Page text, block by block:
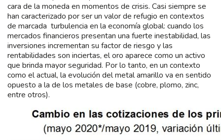
cara de la moneda en momentos de crisis. Casi siempre se
han caracterizado por ser un valor de refugio en contextos
de marcada turbulencia en la economía global: cuando los
mercados financieros presentan una fuerte inestabilidad, las
inversiones incrementan su factor de riesgo y las
rentabilidades son inciertas, el oro aparece como un activo
que brinda mayor seguridad. Por lo tanto, en un contexto
como el actual, la evolución del metal amarillo va en sentido
opuesto a la de los metales de base (cobre, plomo, zinc,
entre otros).